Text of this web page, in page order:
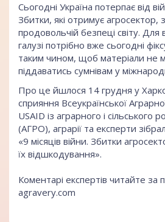
Сьогодні Україна потерпає від
Збитки, які отримує агросектор,
продовольчій безпеці світу. Для
галузі потрібно вже сьогодні
таким чином, щоб матеріали не
піддаватись сумнівам у
Про це йшлося 14 грудня у
сприяння Всеукраїнської
USAID із аграрного і сільського
(АГРО), аграрії та експерти
«9 місяців війни. Збитки
їх відшкодування».
Коментарі експертів читайте за
agravery.com